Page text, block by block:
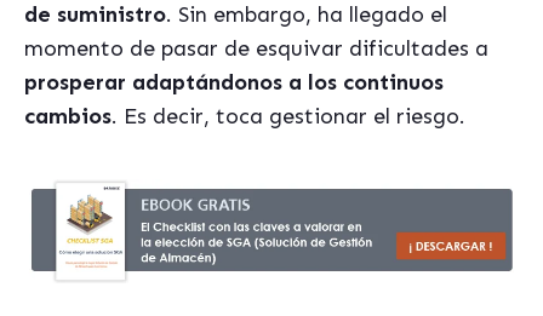
de suministro. Sin embargo, ha llegado el
momento de pasar de esquivar dificultades a
prosperar adaptándonos a los continuos
cambios. Es decir, toca gestionar el riesgo.